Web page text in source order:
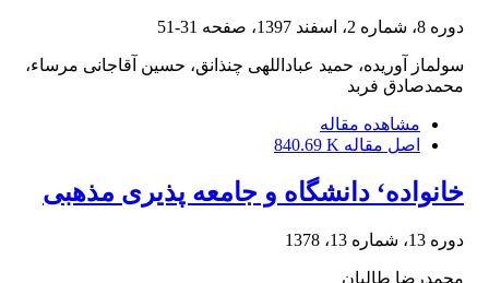
دوره 8، شماره 2، اسفند 1397، صفحه 31-51
سولماز آوریده، حمید عباداللهی چنذانق، حسین آقاجانی مرساء،
محمدصادق فربد
مشاهده مقاله
اصل مقاله 840.69 K
خانواده‘ دانشگاه و جامعه پذیری مذهبی
دوره 13، شماره 13، 1378
محمدرضا طالبان